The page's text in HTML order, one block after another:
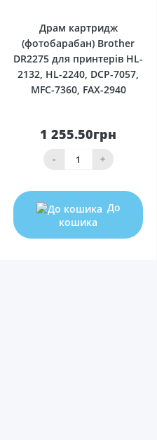
Драм картридж
(фотобарабан) Brother
DR2275 для принтерів HL-
2132, HL-2240, DCP-7057,
MFC-7360, FAX-2940
1 255.50грн
- +
До
кошика